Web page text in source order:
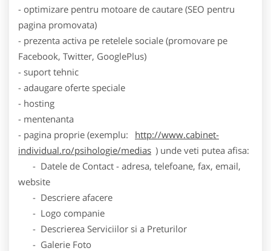
- optimizare pentru motoare de cautare (SEO pentru
pagina promovata)
- prezenta activa pe retelele sociale (promovare pe
Facebook, Twitter, GooglePlus)
- suport tehnic
- adaugare oferte speciale
- hosting
- mentenanta
- pagina proprie (exemplu:
http://www.cabinet-
individual.ro/psihologie/medias ) unde veti putea afisa:
- Datele de Contact - adresa, telefoane, fax, email,
website
- Descriere afacere
- Logo companie
- Descrierea Serviciilor si a Preturilor
- Galerie Foto